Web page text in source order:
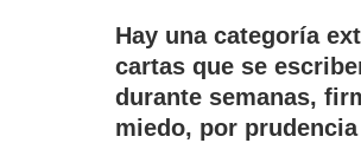
Hay una categoría
cartas que se
durante semanas,
miedo, por